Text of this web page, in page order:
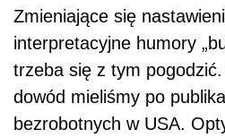
Zmieniające się
interpretacyjne humory
trzeba się z tym
dowód mieliśmy po
bezrobotnych w USA.